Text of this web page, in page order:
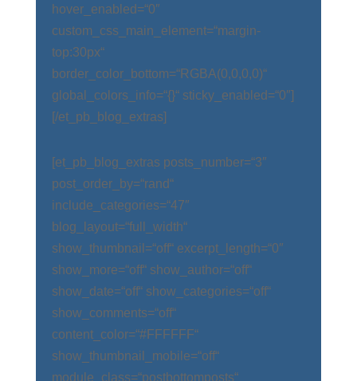
hover_enabled=“0″
custom_css_main_element=“margin-
top:30px“
border_color_bottom=“RGBA(0,0,0,0)“
global_colors_info=“{}“ sticky_enabled=“0″]
[/et_pb_blog_extras]
[et_pb_blog_extras posts_number=“3″
post_order_by=“rand“
include_categories=“47″
blog_layout=“full_width“
show_thumbnail=“off“ excerpt_length=“0″
show_more=“off“ show_author=“off“
show_date=“off“ show_categories=“off“
show_comments=“off“
content_color=“#FFFFFF“
show_thumbnail_mobile=“off“
module_class=“postbottomposts“